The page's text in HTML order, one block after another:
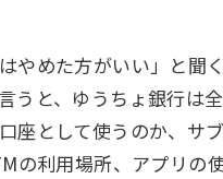
はやめた方がいい」と
うと、ゆうちょ銀行は
座として使うのか、サ
の利用場所、アプリの